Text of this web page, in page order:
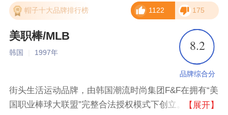
帽子十大品牌排行榜 1122 175
美职棒/MLB
韩国 1997年 8.2
品牌综合分
街头生活运动品牌，由韩国潮流时尚集团F&F在拥有“美
国职业棒球大联盟”完整合法授权模式下创立。MLB品
【展开】